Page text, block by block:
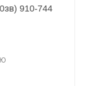
910-744